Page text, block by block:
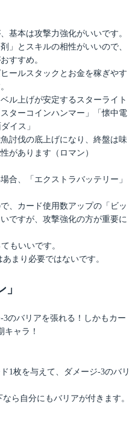
基本は攻撃力強化がいいです。
」とスキルの相性がいいので、
すすめ。
ールスタックとお金を稼ぎやす
ル上げが安定するスターライト
ターコインハンマー」「懐中電
イス」
討伐の底上げになり、終盤は味
があります（ロマン）
合、「エクストラバッテリー」
、カード使用数アップの「ビッ
ですが、攻撃強化の方が重要に
もいいです。
まり必要ではないです。
のバリアを張れる！しかもカー
キャラ！
1枚を与えて、ダメージ-3のバリ
ら自分にもバリアが付きます。